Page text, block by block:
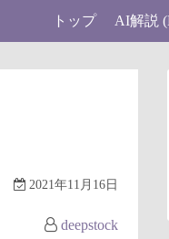
トップ AI解説
2021年11月16日
deepstock